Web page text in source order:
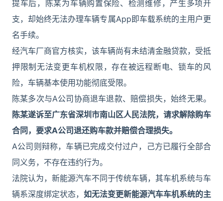
提车后，陈某为车辆购置保险、检测维修，产生多项开
支，却始终无法办理车辆专属App即车载系统的主用户更
名手续。
经汽车厂商官方核实，该车辆尚有未结清金融贷款，受抵
押限制无法变更车机权限，存在被远程断电、锁车的风
险，车辆基本使用功能彻底受限。
陈某多次与A公司协商退车退款、赔偿损失，始终无果。
陈某遂诉至广东省深圳市南山区人民法院，请求解除购车
合同，要求A公司退还购车款并赔偿合理损失。
A公司则辩称，车辆已完成交付过户，己方已履行全部合
同义务，不存在违约行为。
法院认为，新能源汽车不同于传统车辆，其车机系统与车
辆系深度绑定状态， 如无法变更新能源汽车车机系统的主